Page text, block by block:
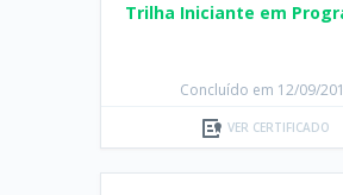
Trilha Iniciante em
Concluído em 12/09/
VER CERTIFICADO